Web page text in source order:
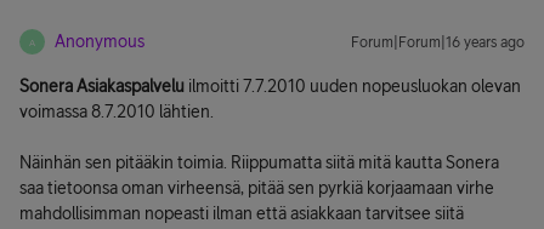
A Anonymous Forum|Forum|16 years ago
Sonera Asiakaspalvelu ilmoitti 7.7.2010 uuden nopeusluokan olevan
voimassa 8.7.2010 lähtien.
Näinhän sen pitääkin toimia. Riippumatta siitä mitä kautta Sonera
saa tietoonsa oman virheensä, pitää sen pyrkiä korjaamaan virhe
mahdollisimman nopeasti ilman että asiakkaan tarvitsee siitä